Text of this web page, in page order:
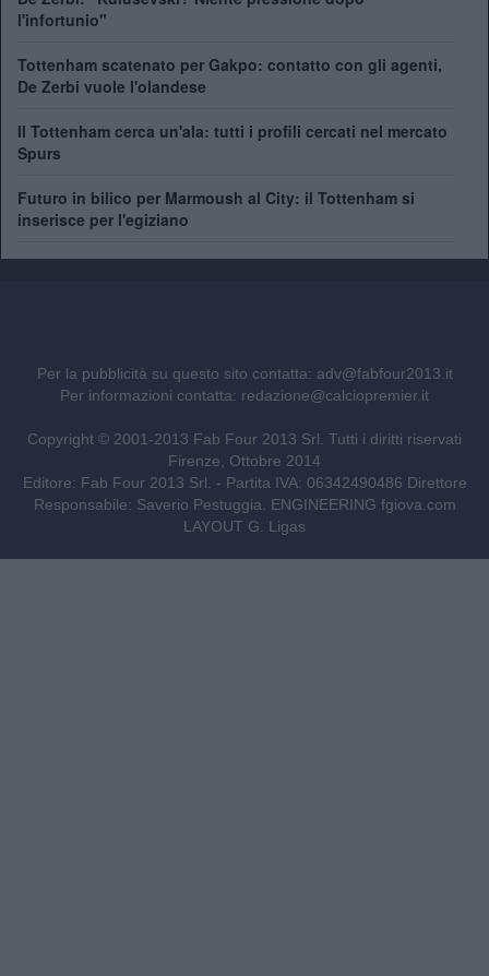
l'infortunio"
Tottenham scatenato per Gakpo: contatto con gli agenti,
De Zerbi vuole l'olandese
Il Tottenham cerca un'ala: tutti i profili cercati nel mercato
Spurs
Futuro in bilico per Marmoush al City: il Tottenham si
inserisce per l'egiziano
Per la pubblicità su questo sito contatta: adv@fabfour2013.it
Per informazioni contatta: redazione@calciopremier.it
Copyright © 2001-2013 Fab Four 2013 Srl. Tutti i diritti riservati
Firenze, Ottobre 2014
Editore: Fab Four 2013 Srl. - Partita IVA: 06342490486 Direttore
Responsabile: Saverio Pestuggia. ENGINEERING fgiova.com
LAYOUT G. Ligas